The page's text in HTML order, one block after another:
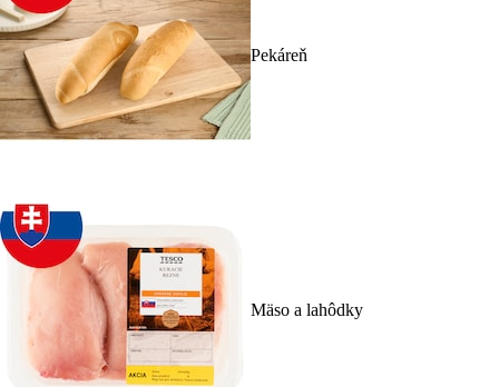
Pekáreň
Mäso a lahôdky